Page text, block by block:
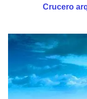
Crucero